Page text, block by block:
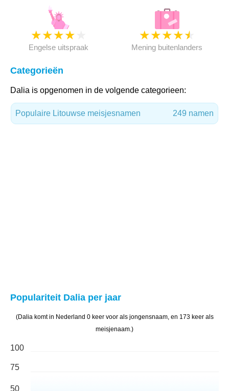
★★★★
Engelse uitspraak
★★★★★
Mening buitenlanders
Categorieën
Dalia is opgenomen in de volgende categorieen:
Populaire Litouwse meisjesnamen 249 namen
Populariteit Dalia per jaar
(Dalia komt in Nederland 0 keer voor als jongensnaam, en 173 keer als
meisjenaam.)
100
75
50